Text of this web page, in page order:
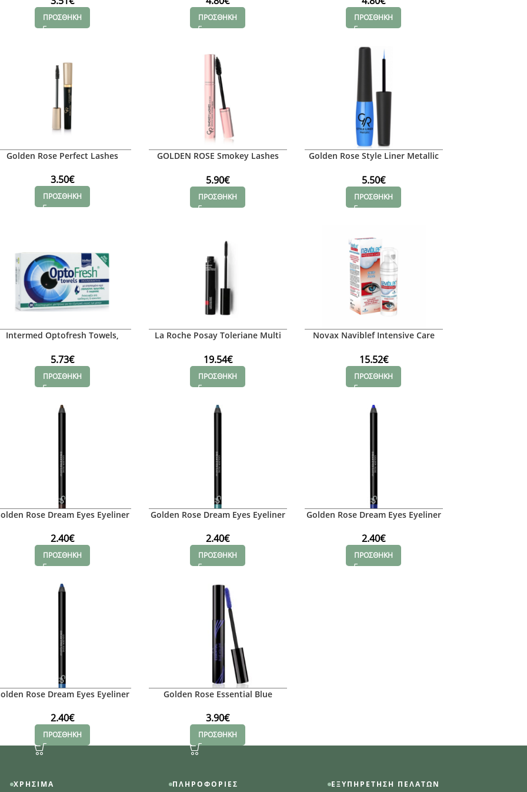
ΠΡΟΣΘΗΚΗ ΠΡΟΣΘΗΚΗ ΠΡΟΣΘΗΚΗ
Golden Rose Perfect Lashes
3.50€
ΠΡΟΣΘΗΚΗ
GOLDEN ROSE Smokey Lashes
5.90€
ΠΡΟΣΘΗΚΗ
Golden Rose Style Liner Metallic
5.50€
ΠΡΟΣΘΗΚΗ
Intermed Optofresh Towels,
5.73€
ΠΡΟΣΘΗΚΗ
La Roche Posay Toleriane Multi
και Μήκος, 7g
19.54€
ΠΡΟΣΘΗΚΗ
Novax Naviblef Intensive Care
Βλεφαρίτιδα, 50ml
15.52€
ΠΡΟΣΘΗΚΗ
Rose Dream Eyes Eyeliner
2.40€
ΠΡΟΣΘΗΚΗ
Golden Rose Dream Eyes Eyeliner
2.40€
ΠΡΟΣΘΗΚΗ
Golden Rose Dream Eyes Eyeliner
2.40€
ΠΡΟΣΘΗΚΗ
Rose Dream Eyes Eyeliner
2.40€
ΠΡΟΣΘΗΚΗ
Golden Rose Essential Blue
3.90€
ΠΡΟΣΘΗΚΗ
ΧΡΉΣΙΜΑ ΠΛΗΡΟΦΟΡΊΕΣ ΕΞΥΠΗΡΈΤΗΣΗ ΠΕΛΑΤΏΝ